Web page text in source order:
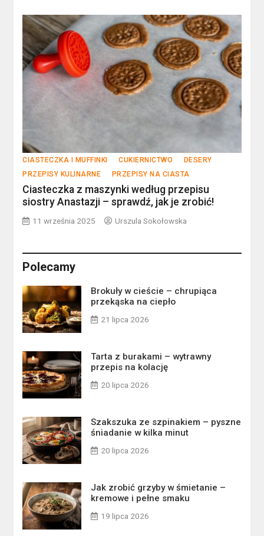
CIASTECZKA I MUFFINKI CUKIERNICTWO
DESERY
PRZEPISY KULINARNE
PRZEPISY NA CIASTA
Ciasteczka z maszynki według przepisu
siostry Anastazji – sprawdź, jak je zrobić!
11 września 2025 Urszula Sokołowska
Polecamy
Brokuły w cieście – chrupiąca
przekąska na ciepło
21 lipca 2026
Tarta z burakami – wytrawny
przepis na kolację
20 lipca 2026
Szakszuka ze szpinakiem – pyszne
śniadanie w kilka minut
20 lipca 2026
Jak zrobić grzyby w śmietanie –
kremowe i pełne smaku
19 lipca 2026